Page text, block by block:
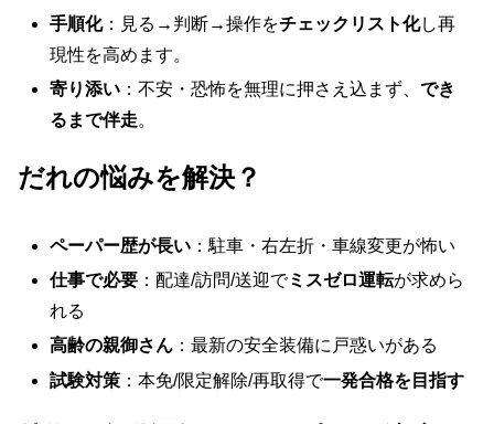
手順化：見る→判断→操作をチェックリスト化し再
現性を高めます。
寄り添い ：不安・恐怖を無理に押さえ込まず、でき
るまで伴走。
だれの悩みを解決？
ペーパー歴が長い ：駐車・右左折・車線変更が怖い
仕事で必要 ：配達/訪問/送迎でミスゼロ運転が求めら
れる
高齢の親御さん ：最新の安全装備に戸惑いがある
試験対策 ：本免/限定解除/再取得で一発合格を目指す